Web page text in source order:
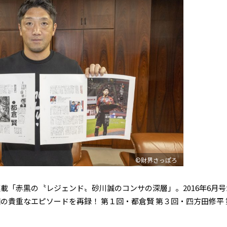
©財界さっぽろ
「赤黒の〝レジェンド〟砂川誠のコンサの深層」。2016年6月
重なエピソードを再録！ 第１回・都倉賢 第３回・四方田修平